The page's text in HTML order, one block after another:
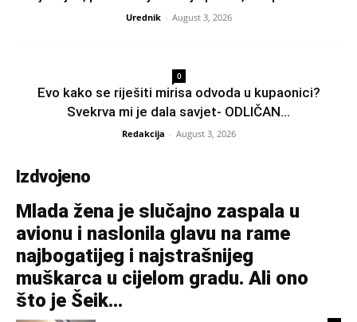
Urednik - August 3, 2026
0
Evo kako se riješiti mirisa odvoda u kupaonici?
Svekrva mi je dala savjet- ODLIČAN...
Redakcija - August 3, 2026
Izdvojeno
Mlada žena je slučajno zaspala u
avionu i naslonila glavu na rame
najbogatijeg i najstrašnijeg
muškarca u cijelom gradu. Ali ono
što je Šeik...